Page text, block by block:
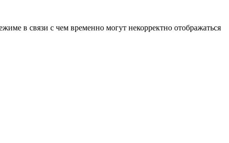
в связи с чем временно могут некорректно отображаться